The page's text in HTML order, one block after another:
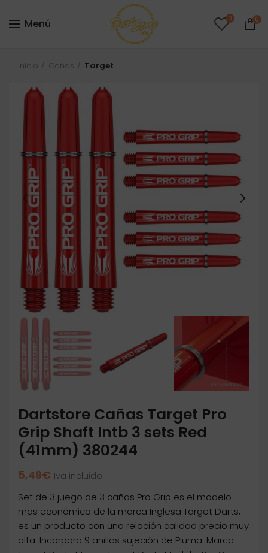
Menú 0 0
Inicio Cañas Target
Dartstore Cañas Target Pro
Grip Shaft Intb 3 sets Red
(41mm) 380244
5,49€ Iva incluido
Set de 3 juego de 3 cañas Pro Grip es el modelo
mas económico de la marca Inglesa Target Darts,
es un producto con una relación calidad precio muy
alta. Incorpora 9 anillas sujeción de Pluma. Marca